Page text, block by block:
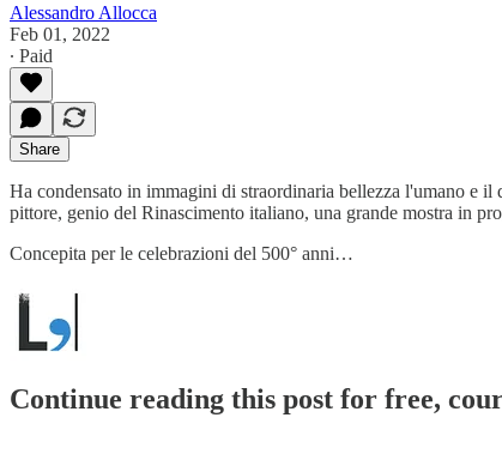
Alessandro Allocca
Feb 01, 2022
∙ Paid
Share
Ha condensato in immagini di straordinaria bellezza l'umano e
pittore, genio del Rinascimento italiano, una grande mostra in
Concepita per le celebrazioni del 500° anni…
Continue reading this post for free,